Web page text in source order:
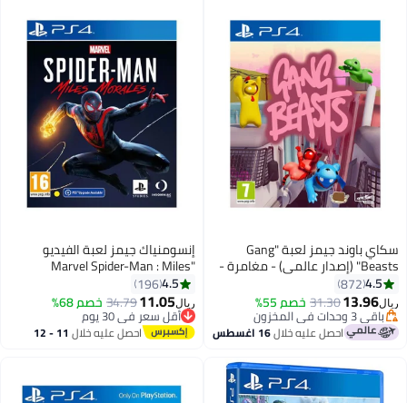
سكاي باوند جيمز لعبة "Gang
Beasts" (إصدار عالمي) - مغامرة -
playstation_4_ps4
4.5
872
ريال13.96
31.30خصم 55%
باقي 3 وحدات في المخزون
باقي 3 وحدات في المخزون احصل عليه خلال16 اغسطس
إنسومنياك جيمز لعبة الفيديو
"Marvel Spider-Man : Miles
Morales" (إصدار عالمي) - مغامرة -
playstation_4_ps4
4.5
196
ريال11.05
34.79خصم 68%
أقل سعر في 30 يوم
أقل سعر في 30 يوماحصل عليه خلال 11 - 12